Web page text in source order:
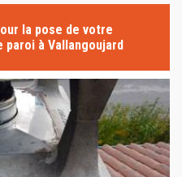
la pose de votre
paroi à Vallangoujard